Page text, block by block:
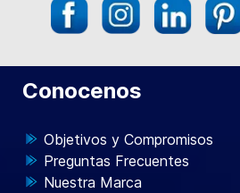
Conocenos
Objetivos y Compromisos
Preguntas Frecuentes
Nuestra Marca